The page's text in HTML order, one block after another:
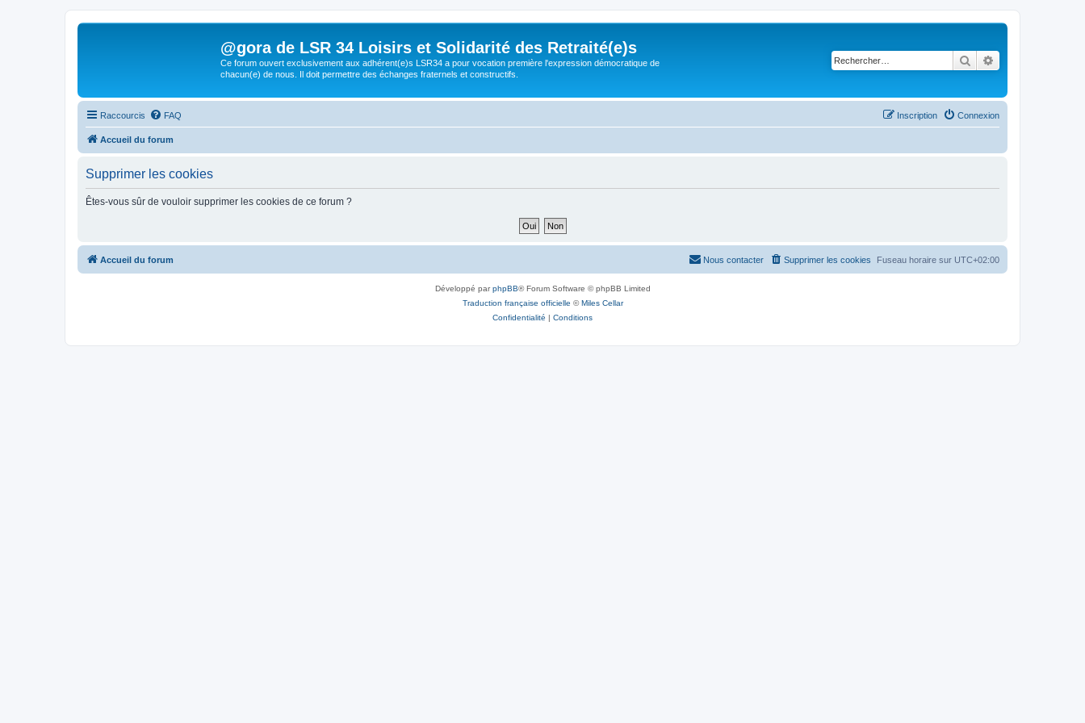
@gora de LSR 34 Loisirs et Solidarité des Retraité(e)s
Ce forum ouvert exclusivement aux adhérent(e)s LSR34 a pour vocation première l'expression démocratique de
chacun(e) de nous. Il doit permettre des échanges fraternels et constructifs.
Rechercher
Raccourcis FAQ Connexion
Inscription
Accueil du forum
Supprimer les cookies
Êtes-vous sûr de vouloir supprimer les cookies de ce forum ?
Accueil du forum Fuseau horaire sur UTC+02:00
Supprimer les cookies
Nous contacter
Développé parphpBB® Forum Software © phpBB Limited
Traduction française officielle ©Miles Cellar
Confidentialité | Conditions